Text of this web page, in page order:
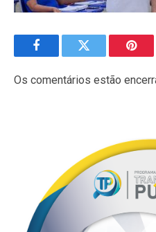
FacebookTwitter
Os comentários estão